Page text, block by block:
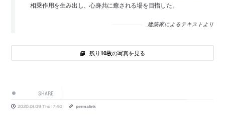
相乗作用を生み出し、心身共に癒される場を目指した。
建築家によるテキストより
残り10枚の写真を見る
SHARE
2020.01.09 Thu 17:40 permalink